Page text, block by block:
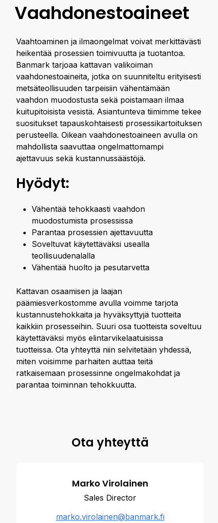
Vaahdon­estoaineet
Vaahtoaminen ja ilmaongelmat voivat merkittävästi
heikentää prosessien toimivuutta ja tuotantoa.
Banmark tarjoaa kattavan valikoiman
vaahdonestoaineita, jotka on suunniteltu erityisesti
metsäteollisuuden tarpeisiin vähentämään
vaahdon muodostusta sekä poistamaan ilmaa
kuitupitoisista vesistä. Asiantunteva tiimimme tekee
suositukset tapauskohtaisesti prosessikartoituksen
perusteella. Oikean vaahdonestoaineen avulla on
mahdollista saavuttaa ongelmattomampi
ajettavuus sekä kustannussäästöjä.
Hyödyt:
Vähentää tehokkaasti vaahdon
muodostumista prosessissa
Parantaa prosessien ajettavuutta
Soveltuvat käytettäväksi usealla
teollisuudenalalla
Vähentää huolto ja pesutarvetta
Kattavan osaamisen ja laajan
päämiesverkostomme avulla voimme tarjota
kustannustehokkaita ja hyväksyttyjä tuotteita
kaikkiin prosesseihin. Suuri osa tuotteista soveltuu
käytettäväksi myös elintarvikelaatuisissa
tuotteissa. Ota yhteyttä niin selvitetään yhdessä,
miten voisimme parhaiten auttaa teitä
ratkaisemaan prosessinne ongelmakohdat ja
parantaa toiminnan tehokkuutta.
Ota yhteyttä
Marko Virolainen
Sales Director
marko.virolainen@banmark.fi